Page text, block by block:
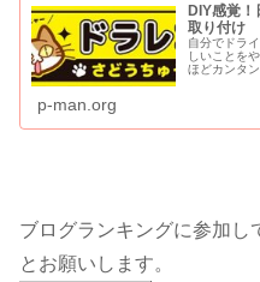
DIY感覚！
取り付け
自分でドラ
しいことを
ほどカンタ
p-man.org
ブログランキングに参加し
とお願いします。